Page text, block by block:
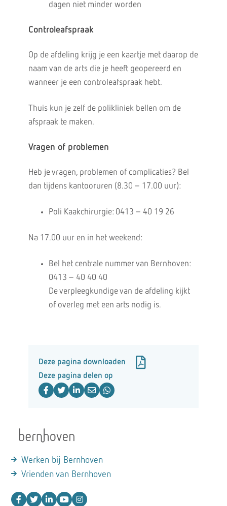
dagen niet minder worden
Controleafspraak
Op de afdeling krijg je een kaartje met daarop de
naam van de arts die je heeft geopereerd en
wanneer je een controleafspraak hebt.
Thuis kun je zelf de polikliniek bellen om de
afspraak te maken.
Vragen of problemen
Heb je vragen, problemen of complicaties? Bel
dan tijdens kantooruren (8.30 – 17.00 uur):
Poli Kaakchirurgie: 0413 – 40 19 26
Na 17.00 uur en in het weekend:
Bel het centrale nummer van Bernhoven:
0413 – 40 40 40
De verpleegkundige van de afdeling kijkt
of overleg met een arts nodig is.
Deze pagina downloaden
Deze pagina delen op
Werken bij Bernhoven
Vrienden van Bernhoven